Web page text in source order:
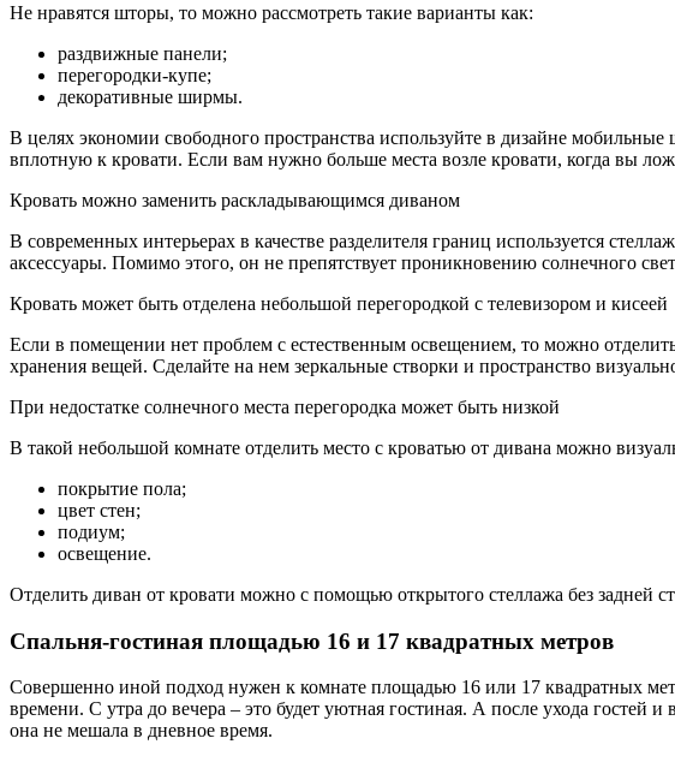
Не нравятся шторы, то можно рассмотреть такие варианты как:
раздвижные панели;
перегородки-купе;
декоративные ширмы.
В целях экономии свободного пространства используйте в дизайне
вплотную к кровати. Если вам нужно больше места возле кровати, когда вы
Кровать можно заменить раскладывающимся диваном
В современных интерьерах в качестве разделителя границ используется
аксессуары. Помимо этого, он не препятствует проникновению солнечного
Кровать может быть отделена небольшой перегородкой с телевизором и кисеей
Если в помещении нет проблем с естественным освещением, то можно
хранения вещей. Сделайте на нем зеркальные створки и пространство
При недостатке солнечного места перегородка может быть низкой
В такой небольшой комнате отделить место с кроватью от дивана можно
покрытие пола;
цвет стен;
подиум;
освещение.
Отделить диван от кровати можно с помощью открытого стеллажа без задней
Спальня-гостиная площадью 16 и 17 квадратных метров
Совершенно иной подход нужен к комнате площадью 16 или 17 квадратных
времени. С утра до вечера – это будет уютная гостиная. А после ухода гостей
она не мешала в дневное время.